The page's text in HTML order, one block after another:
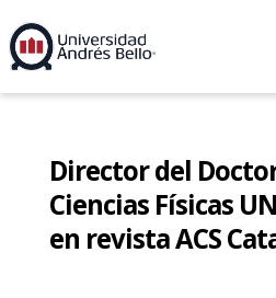
Director del
Ciencias Físicas
en revista ACS